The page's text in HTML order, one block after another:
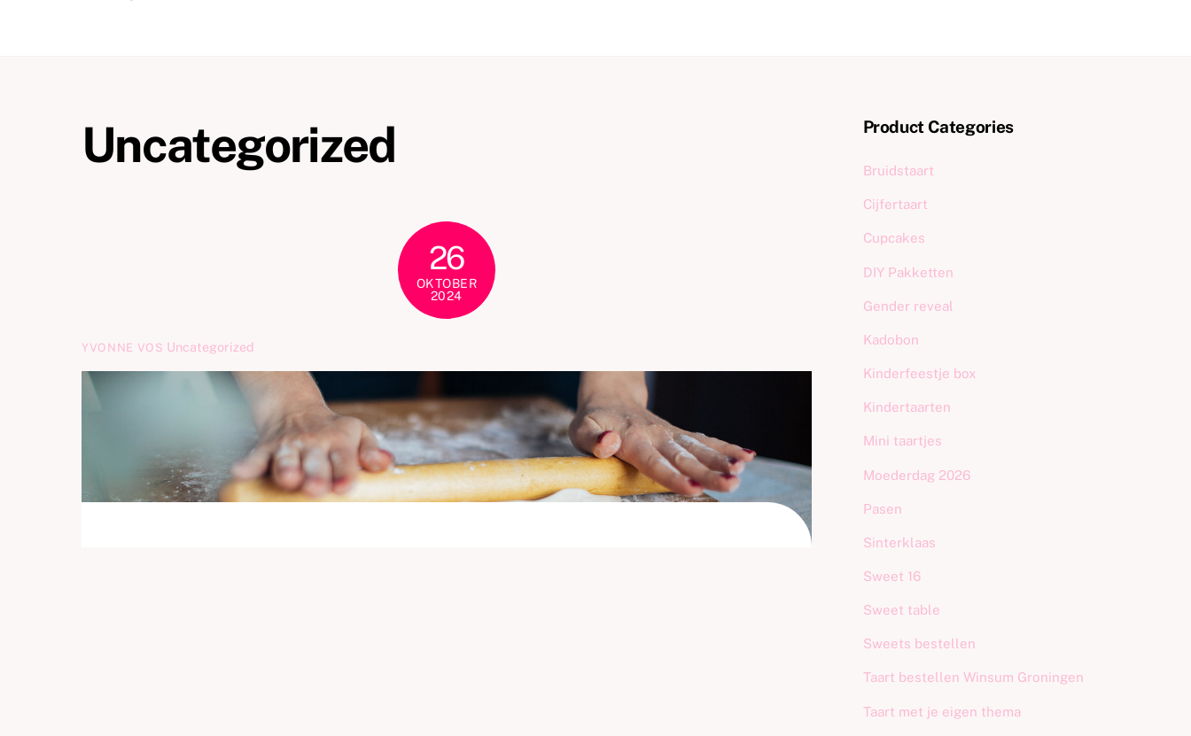
Uncategorized
26
OKTOBER
2024
YVONNE VOS Uncategorized
Product Categories
Bruidstaart
Cijfertaart
Cupcakes
DIY Pakketten
Gender reveal
Kadobon
Kinderfeestje box
Kindertaarten
Mini taartjes
Moederdag 2026
Pasen
Sinterklaas
Sweet 16
Sweet table
Sweets bestellen
Taart bestellen Winsum Groningen
Taart met je eigen thema